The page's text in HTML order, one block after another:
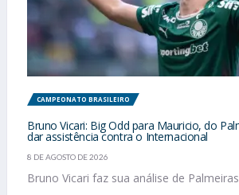
CAMPEONATO BRASILEIRO
Bruno Vicari: Big Odd para Mauricio, do
dar assistência contra o Internacional
8 DE AGOSTO DE 2026
Bruno Vicari faz sua análise de